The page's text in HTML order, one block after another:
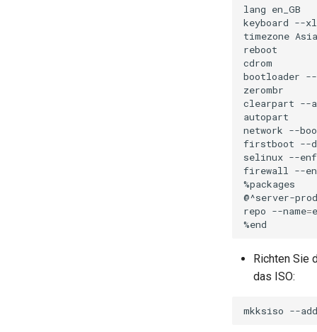
lang en_GB
keyboard --
timezone
reboot
cdrom
bootloader --
zerombr
clearpart --
autopart
network --
firstboot --
selinux --
firewall
--
%packages
@^server-
repo --name=
Richten Sie
das ISO:
mkksiso --add